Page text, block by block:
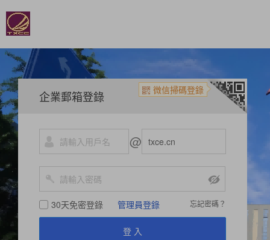
企業郵箱登錄 微信掃碼登錄
@
30天免密登錄 管理員登錄 忘記密碼？